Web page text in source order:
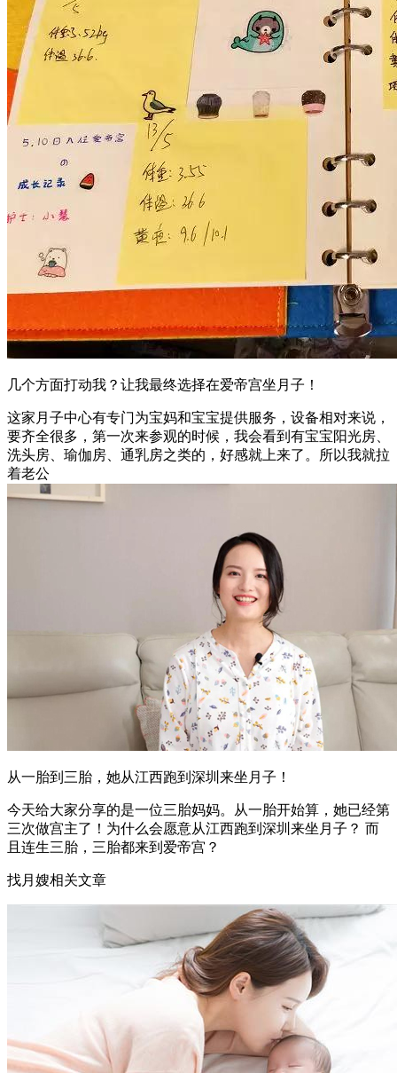
几个方面打动我？让我最终选择在爱帝宫坐月子！
这家月子中心有专门为宝妈和宝宝提供服务，设备相对来说，
要齐全很多，第一次来参观的时候，我会看到有宝宝阳光房、
洗头房、瑜伽房、通乳房之类的，好感就上来了。所以我就拉
着老公
从一胎到三胎，她从江西跑到深圳来坐月子！
今天给大家分享的是一位三胎妈妈。从一胎开始算，她已经第
三次做宫主了！为什么会愿意从江西跑到深圳来坐月子？ 而
且连生三胎，三胎都来到爱帝宫？
找月嫂相关文章